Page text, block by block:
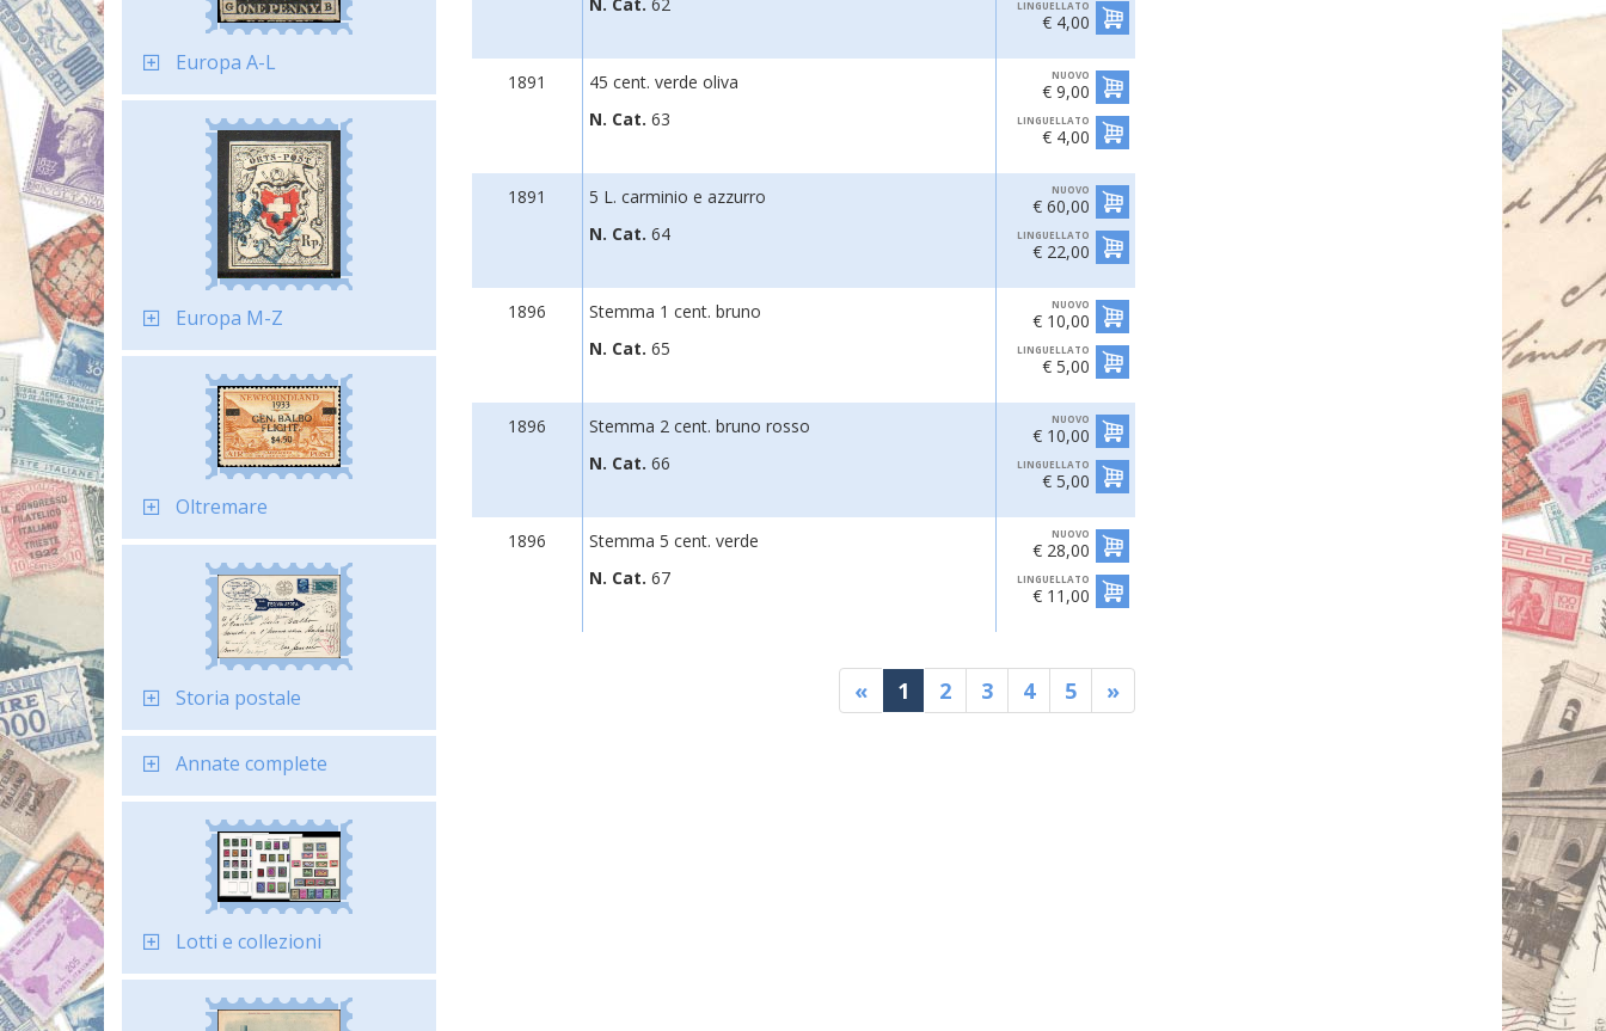
Europa A-L
Europa M-Z
Oltremare
Storia postale
Annate complete
Lotti e collezioni
LINGUELLATO
€ 4,00
1891
45 cent. verde oliva
N. Cat. 63
NUOVO
€ 9,00
LINGUELLATO
€ 4,00
1891
5 L. carminio e azzurro
N. Cat. 64
NUOVO
€ 60,00
LINGUELLATO
€ 22,00
1896
Stemma 1 cent. bruno
N. Cat. 65
NUOVO
€ 10,00
LINGUELLATO
€ 5,00
1896
Stemma 2 cent. bruno rosso
N. Cat. 66
NUOVO
€ 10,00
LINGUELLATO
€ 5,00
1896
Stemma 5 cent. verde
N. Cat. 67
NUOVO
€ 28,00
LINGUELLATO
€ 11,00
« 1 2 3 4 5 »